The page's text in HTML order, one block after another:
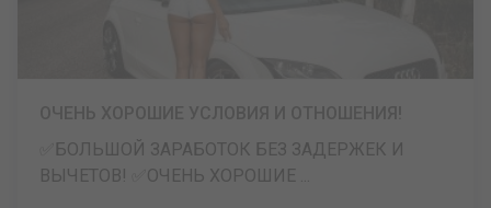
✅БОЛЬШОЙ ЗАРАБОТОК БЕЗ ЗАДЕРЖЕК И
ВЫЧЕТОВ! ✅ОЧЕНЬ ХОРОШИЕ ...